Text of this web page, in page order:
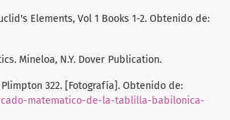
Elements, Vol 1 Books 1-2. Obtenido de:
Mineloa, N.Y. Dover Publication.
322. [Fotografía]. Obtenido de:
matematico-de-la-tablilla-babilonica-